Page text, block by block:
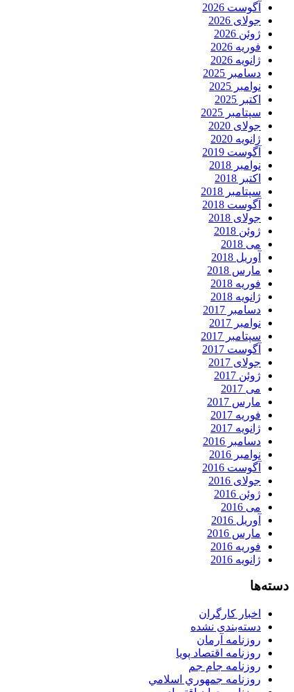
آگوست 2026
جولای 2026
ژوئن 2026
فوریه 2026
ژانویه 2026
دسامبر 2025
نوامبر 2025
اکتبر 2025
سپتامبر 2025
جولای 2020
ژانویه 2020
آگوست 2019
نوامبر 2018
اکتبر 2018
سپتامبر 2018
آگوست 2018
جولای 2018
ژوئن 2018
می 2018
آوریل 2018
مارس 2018
فوریه 2018
ژانویه 2018
دسامبر 2017
نوامبر 2017
سپتامبر 2017
آگوست 2017
جولای 2017
ژوئن 2017
می 2017
مارس 2017
فوریه 2017
ژانویه 2017
دسامبر 2016
نوامبر 2016
آگوست 2016
جولای 2016
ژوئن 2016
می 2016
آوریل 2016
مارس 2016
فوریه 2016
ژانویه 2016
دسته‌ها
اخبار کارگران
دسته‌بندی نشده
روزنامه آرمان
روزنامه اقتصاد پویا
روزنامه جام جم
روزنامه جمهوري اسلامي